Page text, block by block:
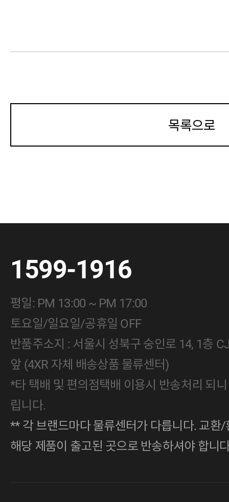
목록으로
1599-1916
평일: PM 13:00 ~ PM 17:00
토요일/일요일/공휴일 OFF
반품주소지 : 서울시 성북구 숭인로 14, 1층
앞 (4XR 자체 배송상품 물류센터)
*타 택배 및 편의점택배 이용시 반송처리 되
립니다.
** 각 브랜드마다 물류센터가 다릅니다. 교환
해당 제품이 출고된 곳으로 반송하셔야 합니